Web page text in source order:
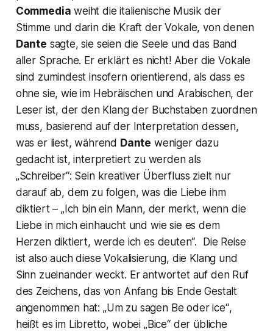
Commedia weiht die italienische Musik der
Stimme und darin die Kraft der Vokale, von denen
Dante sagte, sie seien die Seele und das Band
aller Sprache. Er erklärt es nicht! Aber die Vokale
sind zumindest insofern orientierend, als dass es
ohne sie, wie im Hebräischen und Arabischen, der
Leser ist, der den Klang der Buchstaben zuordnen
muss, basierend auf der Interpretation dessen,
was er liest, während Dante weniger dazu
gedacht ist, interpretiert zu werden als
„Schreiber“: Sein kreativer Überfluss zielt nur
darauf ab, dem zu folgen, was die Liebe ihm
diktiert – „Ich bin ein Mann, der merkt, wenn die
Liebe in mich einhaucht und wie sie es dem
Herzen diktiert, werde ich es deuten“. Die Reise
ist also auch diese Vokalisierung, die Klang und
Sinn zueinander weckt. Er antwortet auf den Ruf
des Zeichens, das von Anfang bis Ende Gestalt
angenommen hat: „Um zu sagen Be oder ice“,
heißt es im Libretto, wobei „Bice“der übliche